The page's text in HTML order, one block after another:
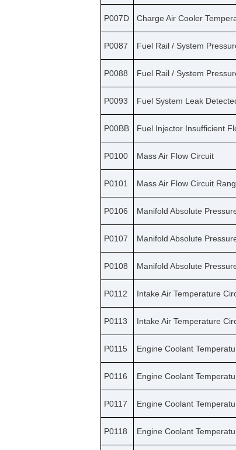
P007D Charge Air Cooler
P0087 Fuel Rail / System
P0088 Fuel Rail / System
P0093 Fuel System Leak
P00BB Fuel Injector Insufficient
P0100 Mass Air Flow Circuit
P0101 Mass Air Flow Circuit
P0106 Manifold Absolute
P0107 Manifold Absolute
P0108 Manifold Absolute
P0112 Intake Air Temperature
P0113 Intake Air Temperature
P0115 Engine Coolant
P0116 Engine Coolant
P0117 Engine Coolant
P0118 Engine Coolant